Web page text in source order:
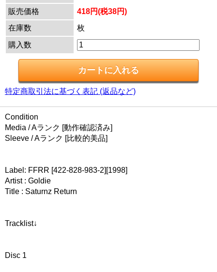
販売価格
418円(税38円)
在庫数
枚
購入数
特定商取引法に基づく表記 (返品など)
Condition
Media / Aランク [動作確認済み]
Sleeve / Aランク [比較的美品]
Label: FFRR [422-828-983-2][1998]
Artist : Goldie
Title : Saturnz Return
Tracklist↓
Disc 1